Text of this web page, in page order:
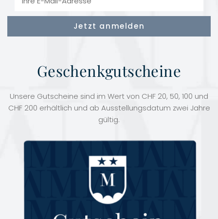
Geschenkgutscheine
Unsere Gutscheine sind im Wert von CHF 20, 50, 100 und
CHF 200 erhältlich und ab Ausstellungsdatum zwei Jahre
gültig.